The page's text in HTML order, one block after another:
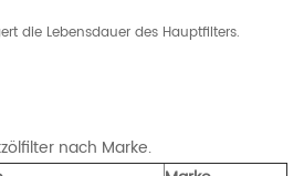
die Lebensdauer des Hauptfilters.
nach Marke.